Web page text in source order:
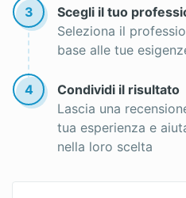
3
Scegli il tuo
Seleziona il
base alle tue
4
Condividi il risultato
Lascia una
tua esperienza e
nella loro scelta